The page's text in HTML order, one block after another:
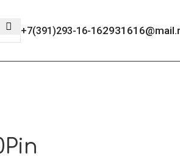
+7(391)293-16-16